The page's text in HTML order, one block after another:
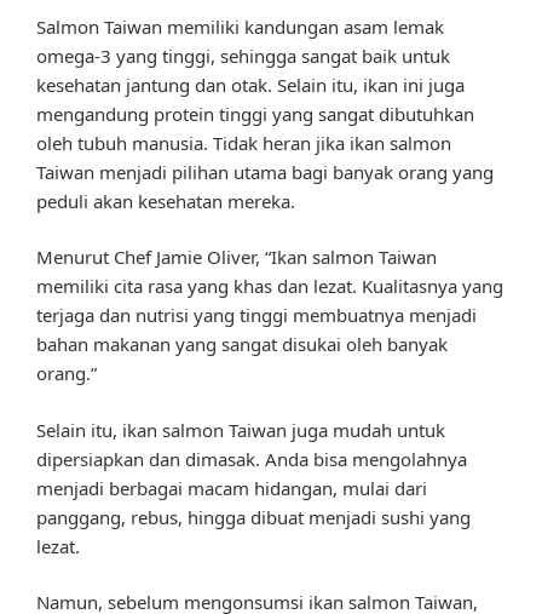
Salmon Taiwan memiliki kandungan asam lemak
omega-3 yang tinggi, sehingga sangat baik untuk
kesehatan jantung dan otak. Selain itu, ikan ini juga
mengandung protein tinggi yang sangat dibutuhkan
oleh tubuh manusia. Tidak heran jika ikan salmon
Taiwan menjadi pilihan utama bagi banyak orang yang
peduli akan kesehatan mereka.
Menurut Chef Jamie Oliver, “Ikan salmon Taiwan
memiliki cita rasa yang khas dan lezat. Kualitasnya yang
terjaga dan nutrisi yang tinggi membuatnya menjadi
bahan makanan yang sangat disukai oleh banyak
orang.”
Selain itu, ikan salmon Taiwan juga mudah untuk
dipersiapkan dan dimasak. Anda bisa mengolahnya
menjadi berbagai macam hidangan, mulai dari
panggang, rebus, hingga dibuat menjadi sushi yang
lezat.
Namun, sebelum mengonsumsi ikan salmon Taiwan,